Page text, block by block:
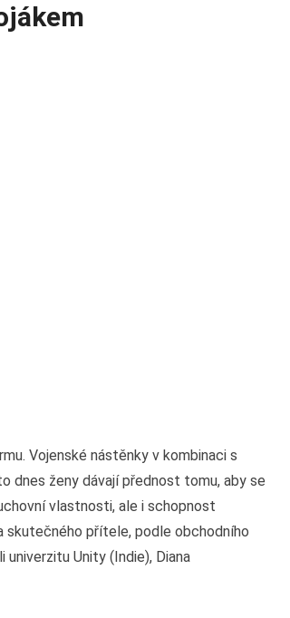
Vojenské nástěnky v kombinaci s
dnes ženy dávají přednost tomu, aby se
vlastnosti, ale i schopnost
přítele, podle obchodního
Unity (Indie), Diana